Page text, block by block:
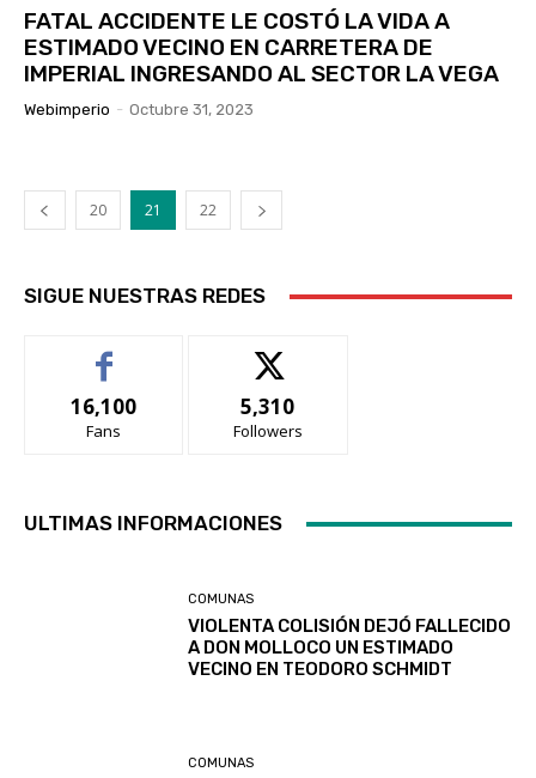
FATAL ACCIDENTE LE COSTÓ LA VIDA A
ESTIMADO VECINO EN CARRETERA DE
IMPERIAL INGRESANDO AL SECTOR LA VEGA
Webimperio - Octubre 31, 2023
20 21 22
SIGUE NUESTRAS REDES
16,100
Fans
5,310
Followers
ULTIMAS INFORMACIONES
COMUNAS
VIOLENTA COLISIÓN DEJÓ FALLECIDO
A DON MOLLOCO UN ESTIMADO
VECINO EN TEODORO SCHMIDT
COMUNAS